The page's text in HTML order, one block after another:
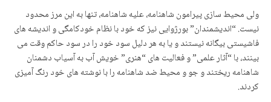
ولی محیط سازی پیرامون شاهنامه، علیه شاهنامه، تنها به این مرز محدود
نیست. “اندیشمندان” بورژوایی نیز که خود با نظام خودکامگی و اندیشه های
فاشیستی بیگانه نیستند و یا به هر دلیل سود خود را در سود حاکم وقت می
بینند، با “آثار علمی” و فعالیت های “هنری” خویش آب به آسیاب دشمنان
شاهنامه ریختند و جو و محیط ضد شاهنامه را با نوشته های خود رنگ آمیزی
کردند.